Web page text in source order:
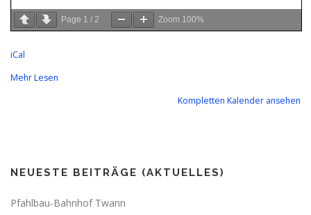
Page 1 / 2 Zoom 100%
iCal
Mehr Lesen
Kompletten Kalender ansehen
NEUESTE BEITRÄGE (AKTUELLES)
Pfahlbau-Bahnhof Twann